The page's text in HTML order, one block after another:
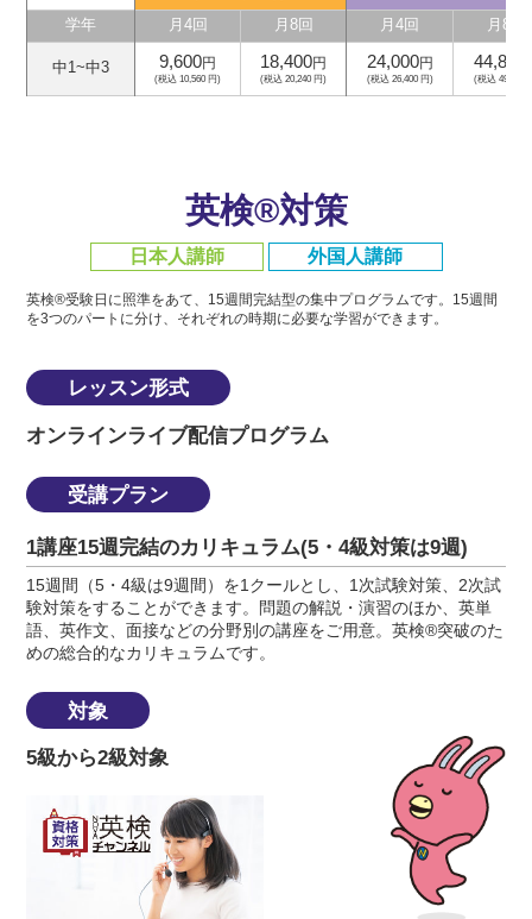
学年
月4回 月8回 月4回 月8回
中1~中3 9,600円
(税込 10,560 円)
18,400円
(税込 20,240 円)
24,000円
(税込 26,400 円)
44,800
(税込 49,280
英検®対策
日本人講師 外国人講師
英検®受験日に照準をあて、15週間完結型の集中プログラムです。 15週間
を3つのパートに分け、それぞれの時期に必要な学習ができます。
レッスン形式
オンラインライブ配信プログラム
受講プラン
1講座15週完結のカリキュラム(5・4級対策は9週)
15週間（5・4級は9週間）を1クールとし、1次試験対策、2次試
験対策をすることができます。問題の解説・演習のほか、英単
語、英作文、面接などの分野別の講座をご用意。英検®突破のた
めの総合的なカリキュラムです。
対象
5級から2級対象